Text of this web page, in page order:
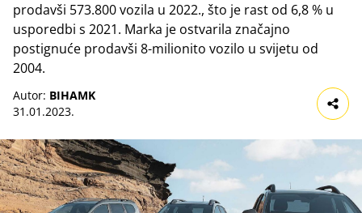
prodavši 573.800 vozila u 2022., što je rast od 6,8 % u
usporedbi s 2021. Marka je ostvarila značajno
postignuće prodavši 8-milionito vozilo u svijetu od
2004.
Autor: BIHAMK
31.01.2023.